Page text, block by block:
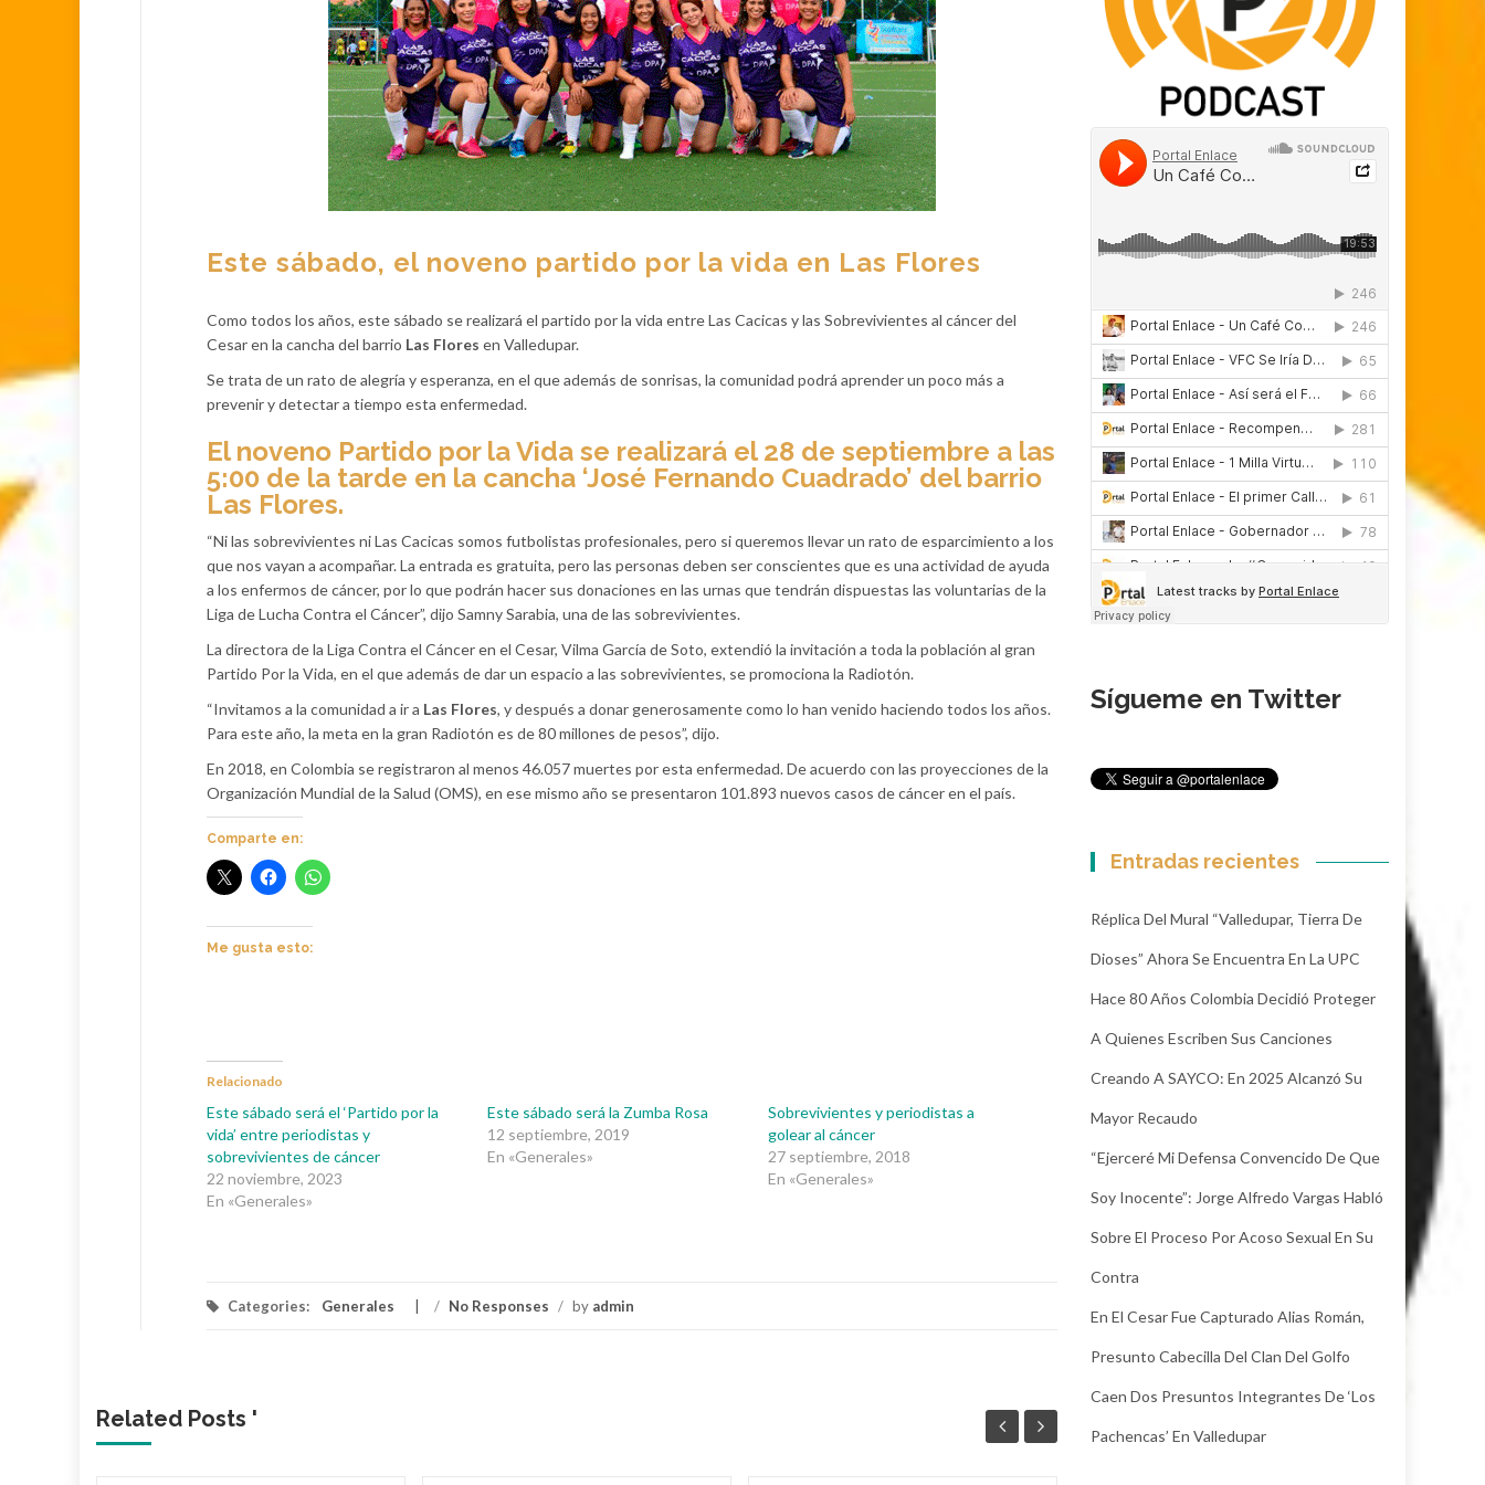
Este sábado, el noveno partido por la vida en Las Flores
Como todos los años, este sábado se realizará el partido por la vida entre Las Cacicas y las Sobrevivientes al cáncer del
Cesar en la cancha del barrio Las Flores en Valledupar.
Se trata de un rato de alegría y esperanza, en el que además de sonrisas, la comunidad podrá aprender un poco más a
prevenir y detectar a tiempo esta enfermedad.
El noveno Partido por la Vida se realizará el 28 de septiembre a las
5:00 de la tarde en la cancha ‘José Fernando Cuadrado’ del barrio
Las Flores.
“Ni las sobrevivientes ni Las Cacicas somos futbolistas profesionales, pero si queremos llevar un rato de esparcimiento a los
que nos vayan a acompañar. La entrada es gratuita, pero las personas deben ser conscientes que es una actividad de ayuda
a los enfermos de cáncer, por lo que podrán hacer sus donaciones en las urnas que tendrán dispuestas las voluntarias de la
Liga de Lucha Contra el Cáncer”, dijo Samny Sarabia, una de las sobrevivientes.
La directora de la Liga Contra el Cáncer en el Cesar, Vilma García de Soto, extendió la invitación a toda la población al gran
Partido Por la Vida, en el que además de dar un espacio a las sobrevivientes, se promociona la Radiotón.
“Invitamos a la comunidad a ir a Las Flores, y después a donar generosamente como lo han venido haciendo todos los años.
Para este año, la meta en la gran Radiotón es de 80 millones de pesos”, dijo.
En 2018, en Colombia se registraron al menos 46.057 muertes por esta enfermedad. De acuerdo con las proyecciones de la
Organización Mundial de la Salud (OMS), en ese mismo año se presentaron 101.893 nuevos casos de cáncer en el país.
Comparte en:
Me gusta esto:
Relacionado
Este sábado será el ‘Partido por la
vida’ entre periodistas y
sobrevivientes de cáncer
22 noviembre, 2023
En «Generales»
Este sábado será la Zumba Rosa
12 septiembre, 2019
En «Generales»
Sobrevivientes y periodistas a
golear al cáncer
27 septiembre, 2018
En «Generales»
Categories: Generales / No Responses / by admin
Related Posts '
Sígueme en Twitter
Entradas recientes
Réplica Del Mural “Valledupar, Tierra De
Dioses” Ahora Se Encuentra En La UPC
Hace 80 Años Colombia Decidió Proteger
A Quienes Escriben Sus Canciones
Creando A SAYCO: En 2025 Alcanzó Su
Mayor Recaudo
“Ejerceré Mi Defensa Convencido De Que
Soy Inocente”: Jorge Alfredo Vargas Habló
Sobre El Proceso Por Acoso Sexual En Su
Contra
En El Cesar Fue Capturado Alias Román,
Presunto Cabecilla Del Clan Del Golfo
Caen Dos Presuntos Integrantes De ‘Los
Pachencas’ En Valledupar